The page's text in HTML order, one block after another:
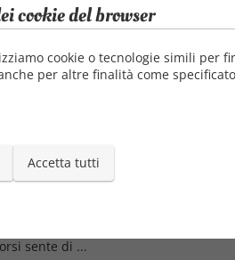
La sua vita è cambiata: non è
che dovrebbe essere la sua
sente di ...
cookie del browser
cookie o tecnologie simili per
per altre finalità come
Accetta tutti